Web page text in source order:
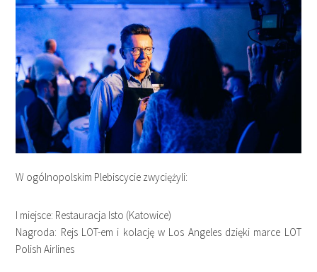
W ogólnopolskim Plebiscycie zwyciężyli:
I miejsce: Restauracja Isto (Katowice)
Nagroda: Rejs LOT-em i kolację w Los Angeles dzięki marce LOT
Polish Airlines